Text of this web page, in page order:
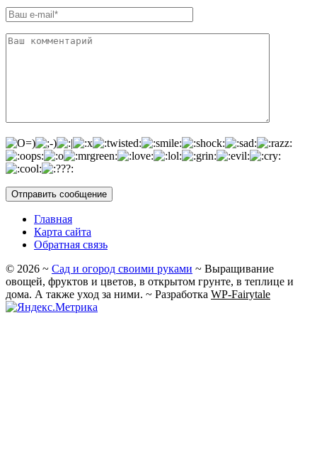
Главная
Карта сайта
Обратная связь
© 2026 ~ Сад и огород своими руками ~ Выращивание
овощей, фруктов и цветов, в открытом грунте, в теплице и
дома. А также уход за ними. ~ Разработка WP-Fairytale